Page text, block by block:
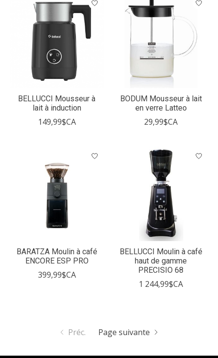
BELLUCCI Mousseur à
lait à induction
149,99$CA
BODUM Mousseur à lait
en verre Latteo
29,99$CA
BARATZA Moulin à café
ENCORE ESP PRO
399,99$CA
BELLUCCI Moulin à café
haut de gamme
PRECISIO 68
1 244,99$CA
Préc. Page suivante